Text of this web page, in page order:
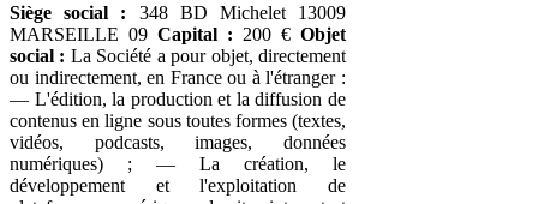
Siège social : 348 BD Michelet 13009
MARSEILLE 09 Capital : 200 € Objet
social : La Société a pour objet, directement
ou indirectement, en France ou à l'étranger :
— L'édition, la production et la diffusion de
contenus en ligne sous toutes formes (textes,
vidéos, podcasts, images, données
numériques) ; — La création, le
développement et l'exploitation de